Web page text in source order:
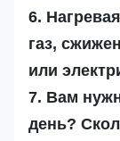
6.
газ,
или
7. Вам
день?